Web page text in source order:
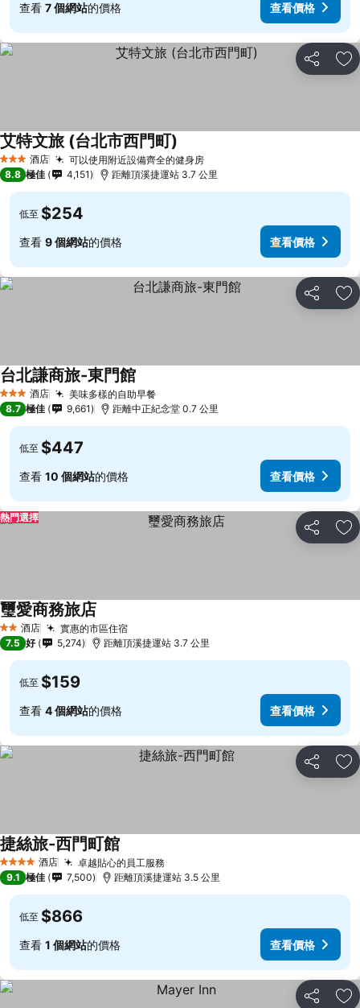
查看 7 個網站的價格 查看價格
分享 放
3 星級 酒店 可以使用附近設備齊全的健身房
艾特文旅 (台北市西門町)
8.8 極佳 4,151 距離頂溪捷運站 3.7 公里
低至 $254
查看 9 個網站的價格 查看價格
分享 放
3 星級 酒店 美味多樣的自助早餐
台北謙商旅-東門館
8.7 極佳 9,661 距離中正紀念堂 0.7 公里
低至 $447
查看 10 個網站的價格 查看價格
分享 放
熱門選擇
2 星級酒店 實惠的市區住宿
璽愛商務旅店
7.5 好 5,274 距離頂溪捷運站 3.7 公里
低至 $159
查看 4 個網站的價格 查看價格
分享 放
4 星級 酒店 卓越貼心的員工服務
捷絲旅-西門町館
9.1 極佳 7,500 距離頂溪捷運站 3.5 公里
低至 $866
查看 1 個網站的價格 查看價格
分享 放